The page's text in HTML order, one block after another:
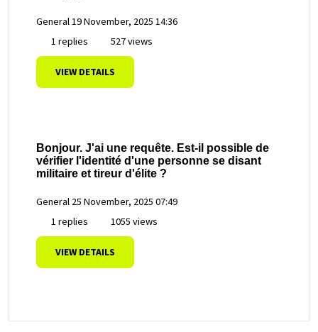
General19 November, 2025 14:36
1 replies
527 views
VIEW DETAILS
Bonjour. J'ai une requête. Est-il possible de
vérifier l'identité d'une personne se disant
militaire et tireur d'élite ?
General 25 November, 2025 07:49
1 replies
1055 views
VIEW DETAILS